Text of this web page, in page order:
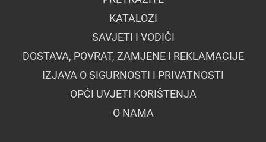
KATALOZI
SAVJETI I VODIČI
DOSTAVA, POVRAT, ZAMJENE I REKLAMACIJE
IZJAVA O SIGURNOSTI I PRIVATNOSTI
OPĆI UVJETI KORIŠTENJA
O NAMA